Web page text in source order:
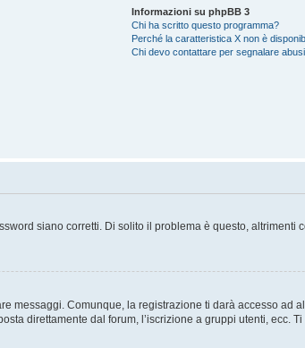
Informazioni su phpBB 3
Chi ha scritto questo programma?
Perché la caratteristica X non è
Chi devo contattare per segnalare
siano corretti. Di solito il problema è questo,
messaggi. Comunque, la registrazione ti darà accesso ad
direttamente dal forum, l’iscrizione a gruppi utenti, ecc.